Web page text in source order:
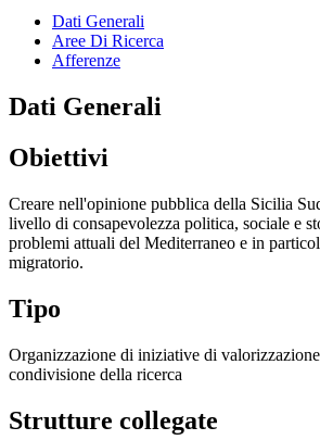
Dati Generali
Aree Di Ricerca
Afferenze
Dati Generali
Obiettivi
Creare nell'opinione pubblica della Sicilia
livello di consapevolezza politica, sociale e
problemi attuali del Mediterraneo e in
migratorio.
Tipo
Organizzazione di iniziative di
condivisione della ricerca
Strutture collegate